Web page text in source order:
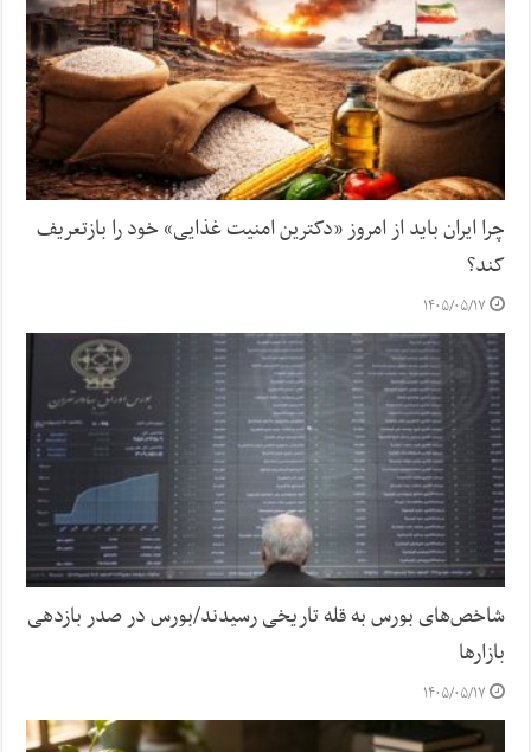
چرا ایران باید از امروز «دکترین امنیت غذایی» خود را بازتعریف
کند؟
۱۴۰۵/۰۵/۱۷
شاخص‌های بورس به قله تاریخی رسیدند/بورس در صدر بازدهی
بازارها
۱۴۰۵/۰۵/۱۷